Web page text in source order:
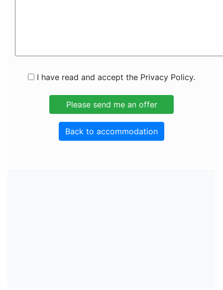
I have read and accept the Privacy Policy.
Back to accommodation